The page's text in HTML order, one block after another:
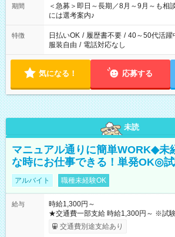
スタッフ スイーツ販売/ホテルフロン
業界から入社して活躍されています♪
期間
＜急募＞即日～長期／8月～9月～も相
には選考案内♪
特徴 日払いOK / 履歴書不要 / 40～50代活躍
服装自由 / 電話対応なし
気になる！ 応募する
未読
マニュアル通りに簡単WORK◆未
な時にお仕事できる！単発OK◎
アルバイト 職種未経験OK
給与
時給1,300円～
★交通費一部支給 時給1,300円～ ※試験・役割により手当あり
※勤務回数により昇給あり 【即給（前
り！】 希望される場合、勤務から1週
交通費別途支給あり